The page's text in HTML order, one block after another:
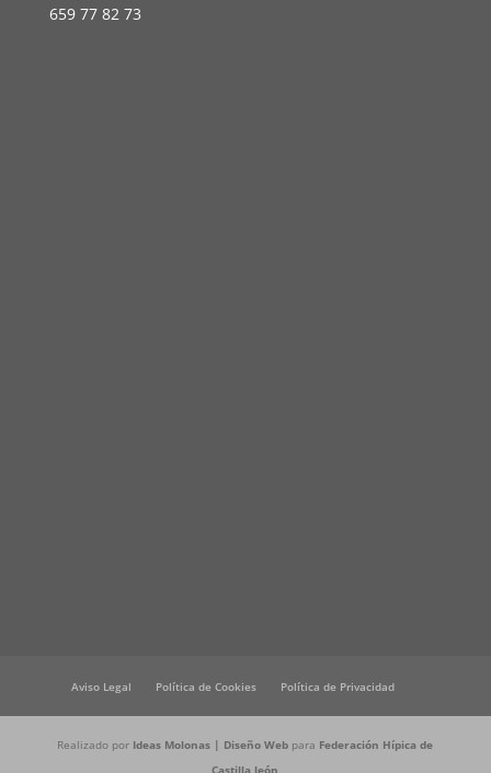
659 77 82 73
Aviso Legal Política de Cookies Política de Privacidad
Realizado por Ideas Molonas | Diseño Web para Federación Hípica de
Castilla león